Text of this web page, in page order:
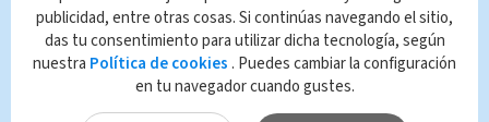
Según las fuentes de la Policía de la
Ciudad,elhecho ocurrió pasadas las 2
p.m. horas de este lunes,cuando una
publicidad, entre otras cosas. Si continúas navegando el sitio,
das tu consentimiento para utilizar dicha tecnología, según
nuestra Política de cookies . Puedes cambiar la configuración
en tu navegador cuando gustes.